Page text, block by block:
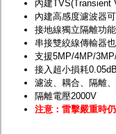
行車紀錄器.車用插座
電腦工業機殼
客訂商品
內建TVS(Transient
內建高感度濾波器
接地線獨立隔離功能
串接雙絞線傳輸器
支援5MP/4MP/
接入超小損耗
濾波、耦合、隔離
隔離電壓2000V
注意：雷擊嚴重時